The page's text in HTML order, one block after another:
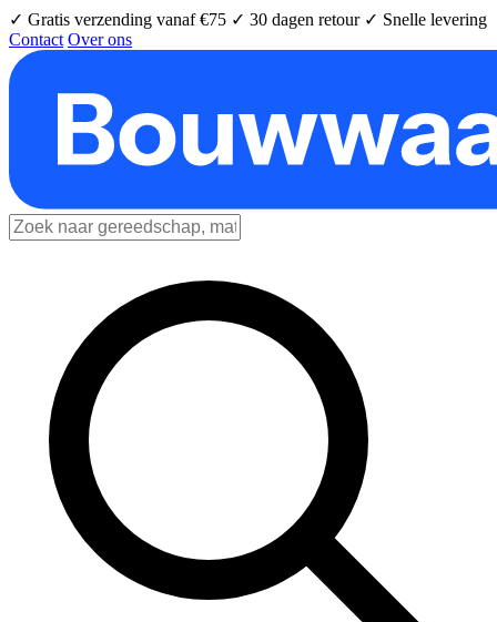
✓ Gratis verzending vanaf €75 ✓ 30 dagen retour ✓ Snelle levering
Contact Over ons